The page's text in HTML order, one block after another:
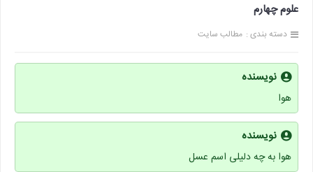
علوم چهارم
دسته بندی : مطالب سایت
نویسنده
هوا
نویسنده
هوا به چه دلیلی اسم عسل